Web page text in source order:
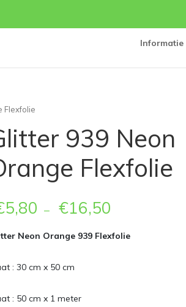
Informatie
Flexfolie
939 Neon
Flexfolie
5,80 – €16,50
Neon Orange 939 Flexfolie
: 30 cm x 50 cm
: 50 cm x 1 meter